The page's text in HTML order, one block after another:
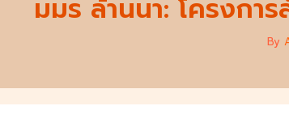
มมร ล้านนา: โครงกา
By